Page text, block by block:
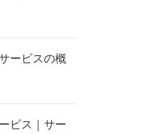
ービスの概
ビス｜サー